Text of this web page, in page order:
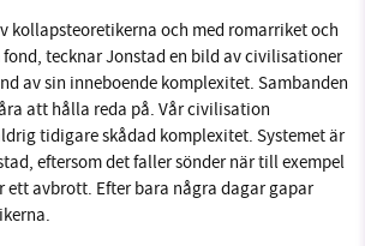
kollapsteoretikerna och med romarriket och
tecknar Jonstad en bild av civilisationer
av sin inneboende komplexitet. Sambanden
att hålla reda på. Vår civilisation
tidigare skådad komplexitet. Systemet är
eftersom det faller sönder när till exempel
ett avbrott. Efter bara några dagar gapar